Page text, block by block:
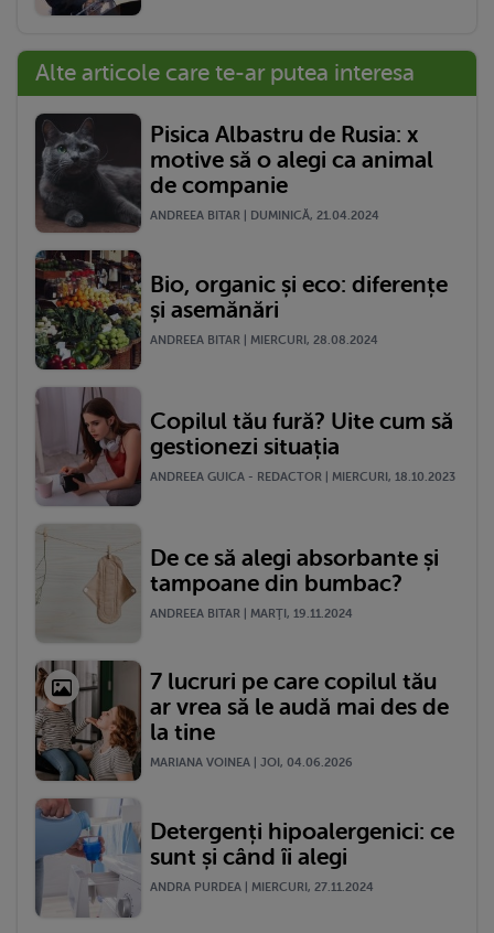
Alte articole care te-ar putea interesa
Pisica Albastru de Rusia: x
motive să o alegi ca animal
de companie
ANDREEA BITAR | DUMINICĂ, 21.04.2024
Bio, organic și eco: diferențe
și asemănări
ANDREEA BITAR | MIERCURI, 28.08.2024
Copilul tău fură? Uite cum să
gestionezi situația
ANDREEA GUICA - REDACTOR | MIERCURI, 18.10.2023
De ce să alegi absorbante și
tampoane din bumbac?
ANDREEA BITAR | MARŢI, 19.11.2024
7 lucruri pe care copilul tău
ar vrea să le audă mai des de
la tine
MARIANA VOINEA | JOI, 04.06.2026
Detergenți hipoalergenici: ce
sunt și când îi alegi
ANDRA PURDEA | MIERCURI, 27.11.2024